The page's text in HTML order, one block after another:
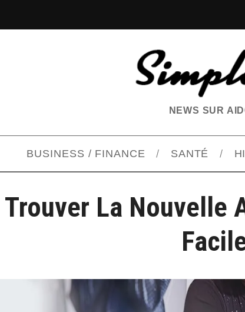
NEWS SUR
BUSINESS / FINANCE SANTÉ
Trouver La Nouvelle